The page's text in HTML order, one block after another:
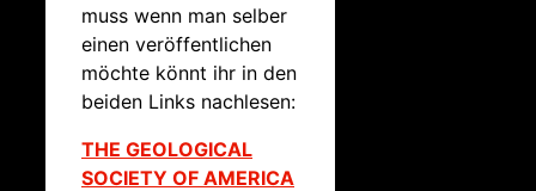
muss wenn man selber
einen veröffentlichen
möchte könnt ihr in den
beiden Links nachlesen:
THE GEOLOGICAL
SOCIETY OF AMERICA